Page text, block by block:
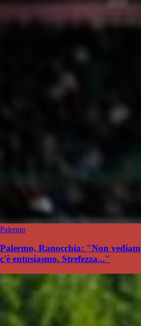
Palermo
Palermo, Ranocchia: "Non
c'è entusiasmo. Strefezza..."